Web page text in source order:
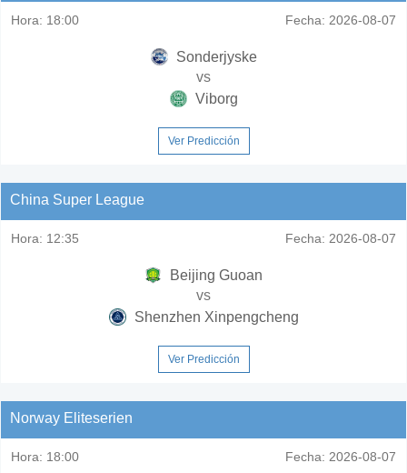
Hora: 18:00 Fecha: 2026-08-07
Sonderjyske
vs
Viborg
Ver Predicción
China Super League
Hora: 12:35 Fecha: 2026-08-07
Beijing Guoan
vs
Shenzhen Xinpengcheng
Ver Predicción
Norway Eliteserien
Hora: 18:00 Fecha: 2026-08-07